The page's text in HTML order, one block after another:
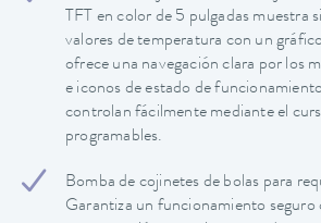
TFT en color de 5 pulgadas muestra
valores de temperatura con un
ofrece una navegación clara por los
e iconos de estado de
controlan fácilmente mediante el
programables.
Bomba de cojinetes de bolas para
Garantiza un funcionamiento seguro